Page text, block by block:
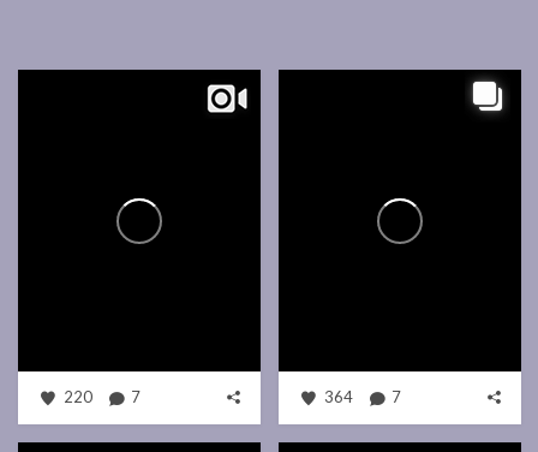
220 7 364 7